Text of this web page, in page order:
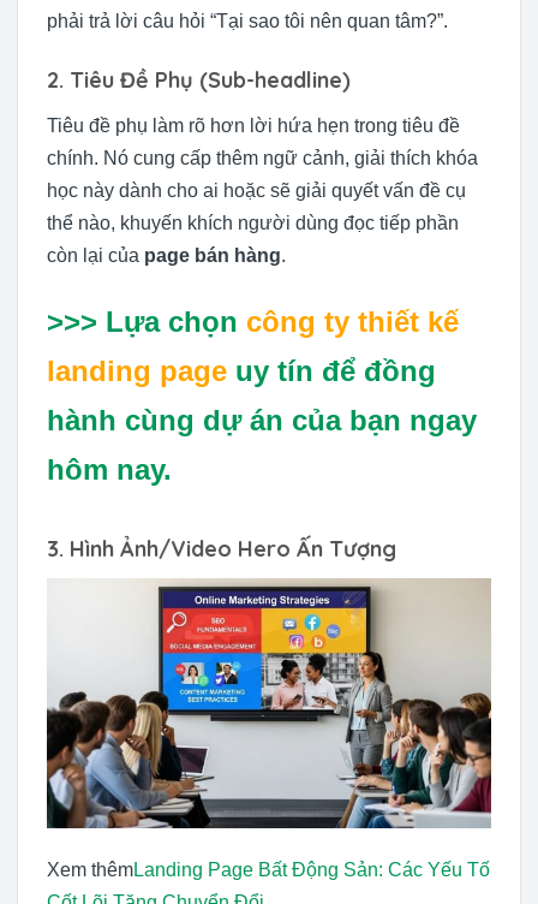
phải trả lời câu hỏi “Tại sao tôi nên quan tâm?”.
2. Tiêu Đề Phụ (Sub-headline)
Tiêu đề phụ làm rõ hơn lời hứa hẹn trong tiêu đề
chính. Nó cung cấp thêm ngữ cảnh, giải thích khóa
học này dành cho ai hoặc sẽ giải quyết vấn đề cụ
thể nào, khuyến khích người dùng đọc tiếp phần
còn lại của page bán hàng.
>>> Lựa chọn công ty thiết kế
landing page uy tín để đồng
hành cùng dự án của bạn ngay
hôm nay.
3. Hình Ảnh/Video Hero Ấn Tượng
Xem thêmLanding Page Bất Động Sản: Các Yếu Tố